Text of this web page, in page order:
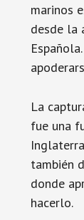
marinos
desde la
La
fue una
también
donde
hacerlo.